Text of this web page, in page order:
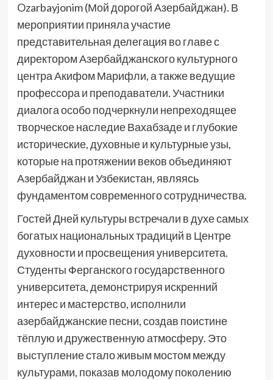
Ozarbayjonim (Мой дорогой Азербайджан). В
мероприятии приняла участие
представительная делегация во главе с
директором Азербайджанского культурного
центра Акифом Марифли, а также ведущие
профессора и преподаватели. Участники
диалога особо подчеркнули непреходящее
творческое наследие Вахабзаде и глубокие
исторические, духовные и культурные узы,
которые на протяжении веков объединяют
Азербайджан и Узбекистан, являясь
фундаментом современного сотрудничества.
Гостей Дней культуры встречали в духе самых
богатых национальных традиций в Центре
духовности и просвещения университета.
Студенты Ферганского государственного
университета, демонстрируя искренний
интерес и мастерство, исполнили
азербайджанские песни, создав поистине
тёплую и дружественную атмосферу. Это
выступление стало живым мостом между
культурами, показав молодому поколению